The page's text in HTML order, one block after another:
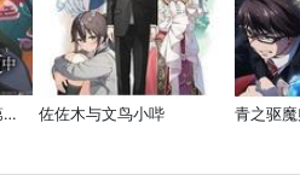
月光下的异世界之旅 第二季 佐佐木与文鸟小哔